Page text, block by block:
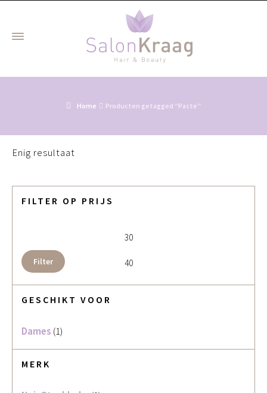
Home Producten getagged “Paste”
Enig resultaat
FILTER OP PRIJS
Min. prijs
Filter
GESCHIKT VOOR
Dames (1)
MERK